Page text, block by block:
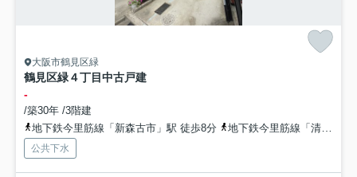
大阪市鶴見区緑
鶴見区緑４丁目中古戸建
-
/築30年 /3階建
地下鉄今里筋線「新森古市」駅 徒歩8分
地下鉄今里筋線「清水」駅 徒歩9分
公共下水